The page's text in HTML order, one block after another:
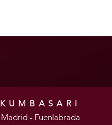
KUMBASARI
Madrid - Fuenlabrada